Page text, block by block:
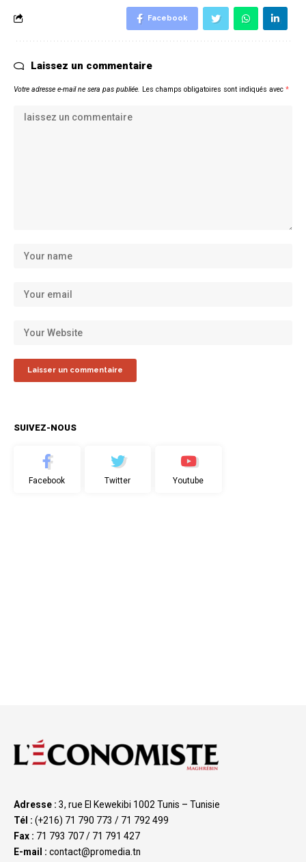
Facebook
Laissez un commentaire
Votre adresse e-mail ne sera pas publiée. Les champs obligatoires sont indiqués avec *
SUIVEZ-NOUS
Facebook Twitter Youtube
Adresse : 3, rue El Kewekibi 1002 Tunis – Tunisie
Tél : (+216) 71 790 773 / 71 792 499
Fax : 71 793 707 / 71 791 427
E-mail : contact@promedia.tn